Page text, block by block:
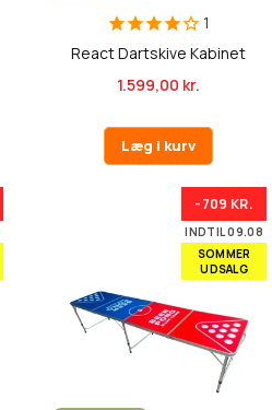
1
React Dartskive Kabinet
1.599,00 kr.
Læg i kurv
-709 KR.
INDTIL 09.08
SOMMER
UDSALG